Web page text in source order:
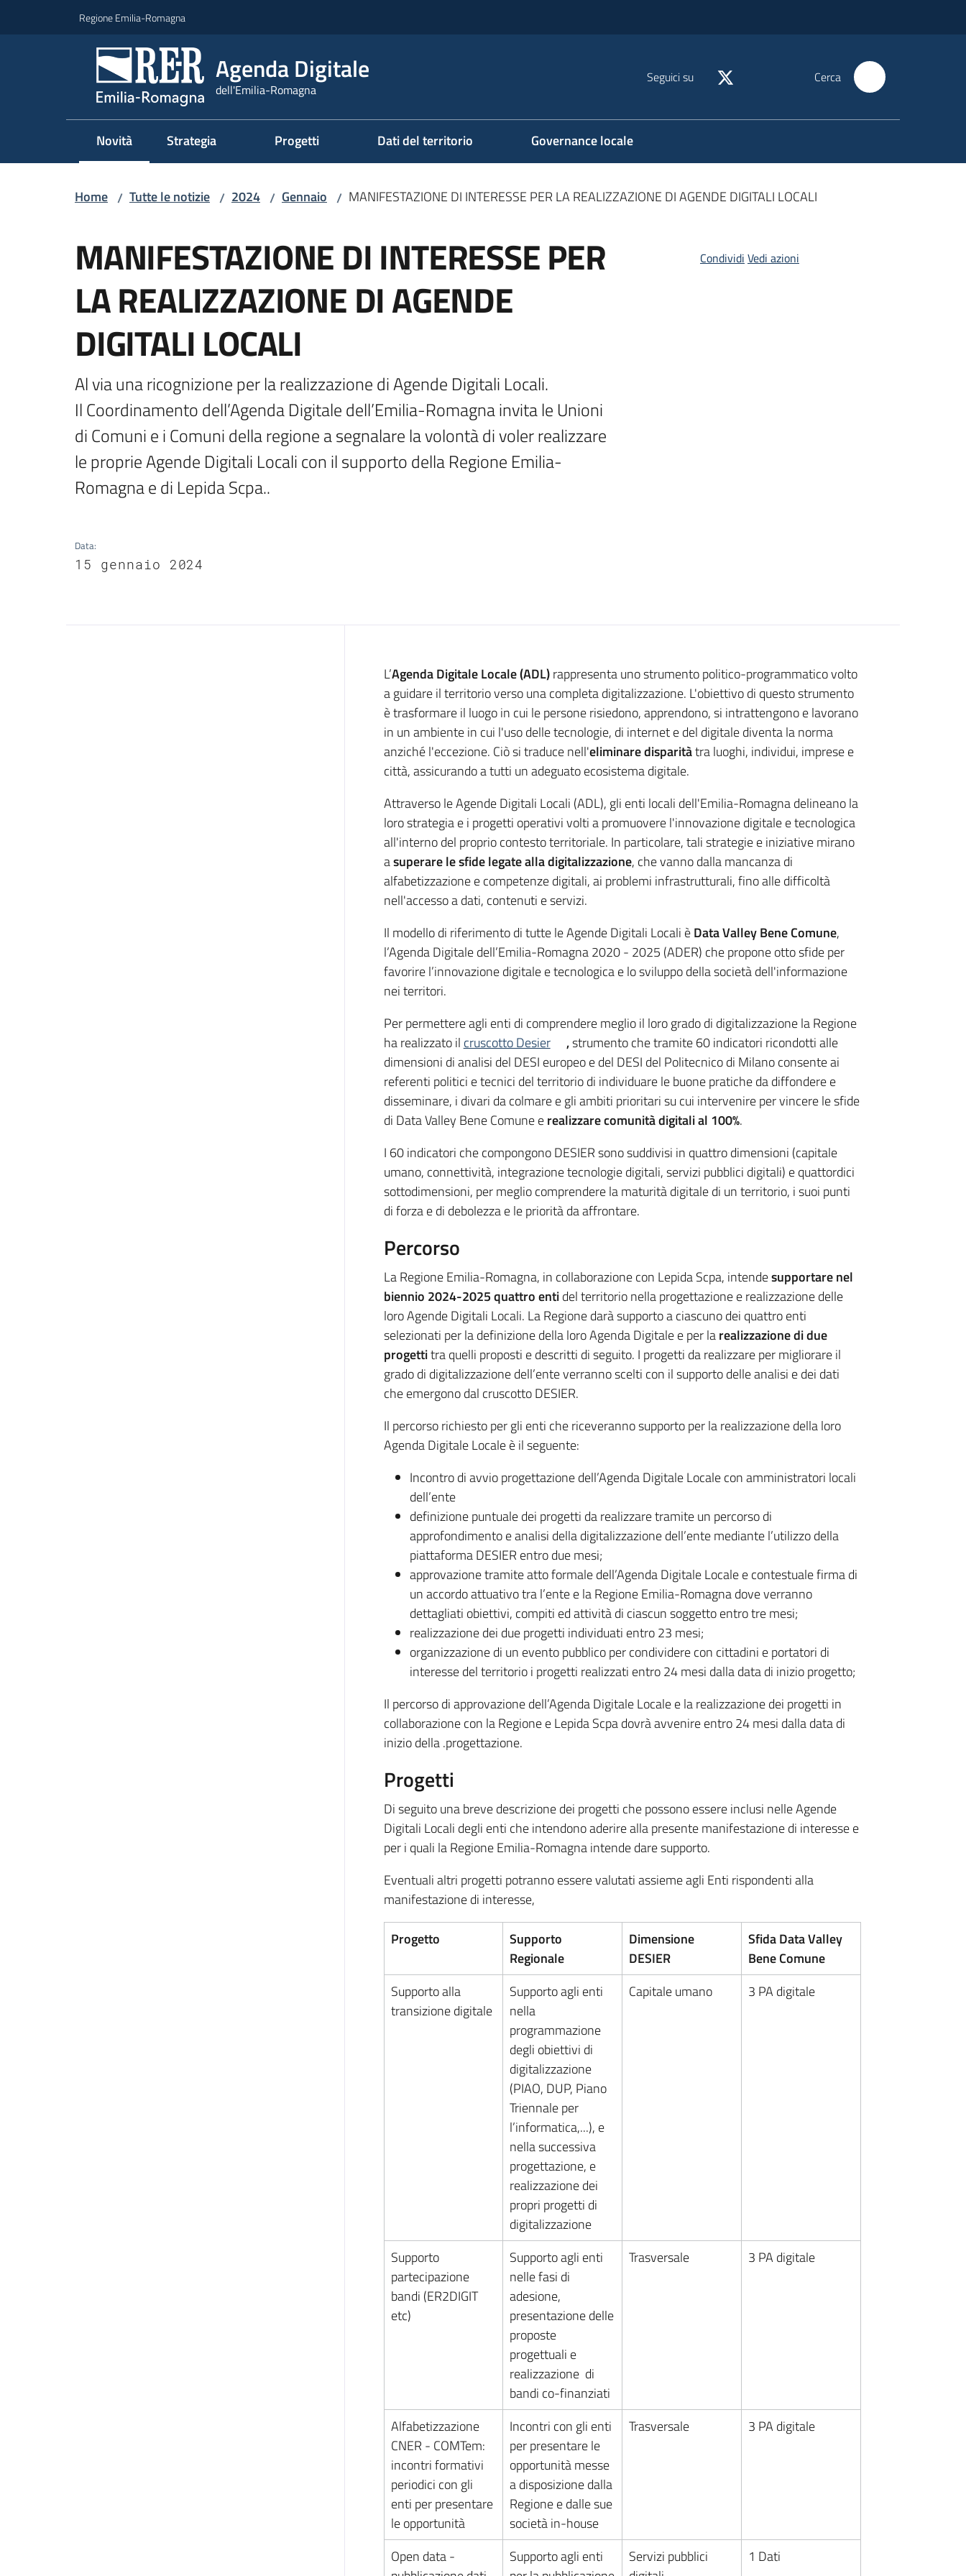
Regione Emilia-Romagna
Agenda Digitale
dell'Emilia-Romagna
Seguici su Cerca
Novità
Menu selezionato
Strategia Progetti Dati del territorio Governance locale
Home / Tutte le notizie / 2024 / Gennaio / MANIFESTAZIONE DI INTERESSE PER LA REALIZZAZIONE DI AGENDE DIGITALI LOCALI
MANIFESTAZIONE DI INTERESSE PER
LA REALIZZAZIONE DI AGENDE
DIGITALI LOCALI
Al via una ricognizione per la realizzazione di Agende Digitali Locali.
Il Coordinamento dell’Agenda Digitale dell’Emilia-Romagna invita le Unioni
di Comuni e i Comuni della regione a segnalare la volontà di voler realizzare
le proprie Agende Digitali Locali con il supporto della Regione Emilia-
Romagna e di Lepida Scpa..
Data:
15 gennaio 2024
Condividi Vedi azioni
Introduzione
L’Agenda Digitale Locale (ADL)rappresenta uno strumento politico-programmatico volto
a guidare il territorio verso una completa digitalizzazione. L'obiettivo di questo strumento
è trasformare il luogo in cui le persone risiedono, apprendono, si intrattengono e lavorano
in un ambiente in cui l'uso delle tecnologie, di internet e del digitale diventa la norma
anziché l'eccezione. Ciò si traduce nell'eliminare disparitàtra luoghi, individui, imprese e
città, assicurando a tutti un adeguato ecosistema digitale.
Attraverso le Agende Digitali Locali (ADL), gli enti locali dell'Emilia-Romagna delineano la
loro strategia e i progetti operativi volti a promuovere l'innovazione digitale e tecnologica
all'interno del proprio contesto territoriale. In particolare, tali strategie e iniziative mirano
asuperare le sfide legate alla digitalizzazione, che vanno dalla mancanza di
alfabetizzazione e competenze digitali, ai problemi infrastrutturali, fino alle difficoltà
nell'accesso a dati, contenuti e servizi.
Il modello di riferimento di tutte le Agende Digitali Locali èData Valley Bene Comune,
l’Agenda Digitale dell’Emilia-Romagna 2020 - 2025 (ADER) che propone otto sfide per
favorire l’innovazione digitale e tecnologica e lo sviluppo della società dell'informazione
nei territori.
Per permettere agli enti di comprendere meglio il loro grado di digitalizzazione la Regione
ha realizzato il cruscotto Desier ,strumento che tramite 60 indicatori ricondotti alle
dimensioni di analisi del DESI europeo e del DESI del Politecnico di Milano consente ai
referenti politici e tecnici del territorio di individuare le buone pratiche da diffondere e
disseminare, i divari da colmare e gli ambiti prioritari su cui intervenire per vincere le sfide
di Data Valley Bene Comune erealizzare comunità digitali al 100%.
I 60 indicatori che compongono DESIER sono suddivisi in quattro dimensioni (capitale
umano, connettività, integrazione tecnologie digitali, servizi pubblici digitali) e quattordici
sottodimensioni, per meglio comprendere la maturità digitale di un territorio, i suoi punti
di forza e di debolezza e le priorità da affrontare.
Percorso
La Regione Emilia-Romagna, in collaborazione con Lepida Scpa, intendesupportare nel
biennio 2024-2025 quattro entidel territorio nella progettazione e realizzazione delle
loro Agende Digitali Locali. La Regione darà supporto a ciascuno dei quattro enti
selezionati per la definizione della loro Agenda Digitale e per larealizzazione di due
progettitra quelli proposti e descritti di seguito. I progetti da realizzare per migliorare il
grado di digitalizzazione dell’ente verranno scelti con il supporto delle analisi e dei dati
che emergono dal cruscotto DESIER.
Il percorso richiesto per gli enti che riceveranno supporto per la realizzazione della loro
Agenda Digitale Locale è il seguente:
Incontro di avvio progettazione dell’Agenda Digitale Locale con amministratori locali
dell’ente
definizione puntuale dei progetti da realizzare tramite un percorso di
approfondimento e analisi della digitalizzazione dell’ente mediante l’utilizzo della
piattaforma DESIER entro due mesi;
approvazione tramite atto formale dell’Agenda Digitale Locale e contestuale firma di
un accordo attuativo tra l’ente e la Regione Emilia-Romagna dove verranno
dettagliati obiettivi, compiti ed attività di ciascun soggetto entro tre mesi;
realizzazione dei due progetti individuati entro 23 mesi;
organizzazione di un evento pubblico per condividere con cittadini e portatori di
interesse del territorio i progetti realizzati entro 24 mesi dalla data di inizio progetto;
Il percorso di approvazione dell’Agenda Digitale Locale e la realizzazione dei progetti in
collaborazione con la Regione e Lepida Scpa dovrà avvenire entro 24 mesi dalla data di
inizio della .progettazione.
Progetti
Di seguito una breve descrizione dei progetti che possono essere inclusi nelle Agende
Digitali Locali degli enti che intendono aderire alla presente manifestazione di interesse e
per i quali la Regione Emilia-Romagna intende dare supporto.
Eventuali altri progetti potranno essere valutati assieme agli Enti rispondenti alla
manifestazione di interesse,
Progetto
Supporto
Regionale
Dimensione
DESIER
Sfida Data Valley
Bene Comune
Supporto alla
transizione digitale
Supporto agli enti
nella
programmazione
degli obiettivi di
digitalizzazione
(PIAO, DUP, Piano
Triennale per
l’informatica,...), e
nella successiva
progettazione, e
realizzazione dei
propri progetti di
digitalizzazione
Capitale umano 3 PA digitale
Supporto
partecipazione
bandi (ER2DIGIT
etc)
Supporto agli enti
nelle fasi di
adesione,
presentazione delle
proposte
progettuali e
realizzazione di
bandi co-finanziati
Trasversale 3 PA digitale
Alfabetizzazione
CNER - COMTem:
incontri formativi
periodici con gli
enti per presentare
le opportunità
Incontri con gli enti
per presentare le
opportunità messe
a disposizione dalla
Regione e dalle sue
società in-house
Trasversale 3 PA digitale
Open data -
Supporto agli enti
Servizi pubblici
1 Dati